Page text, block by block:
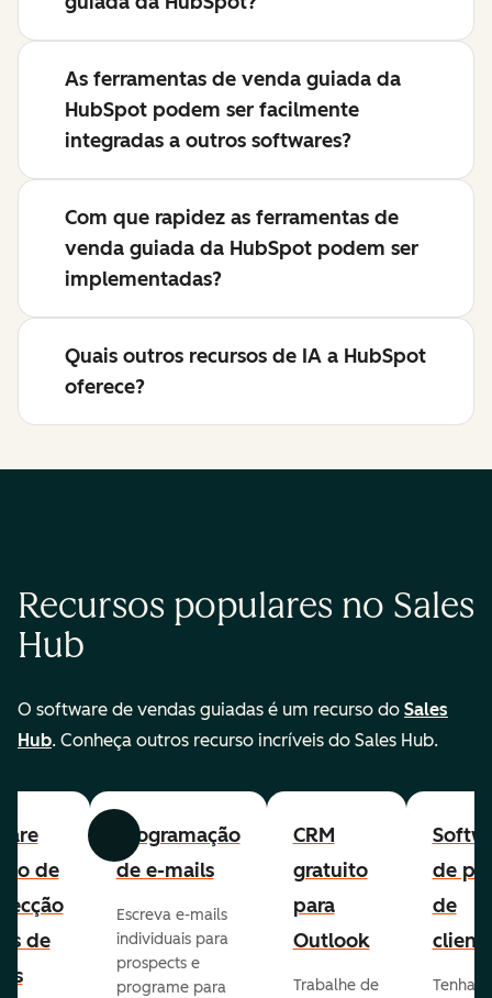
As ferramentas de venda guiada da
HubSpot podem ser facilmente
integradas a outros softwares?
Com que rapidez as ferramentas de
venda guiada da HubSpot podem ser
implementadas?
Quais outros recursos de IA a HubSpot
oferece?
Recursos populares no Sales
Hub
O software de vendas guiadas é um recurso do Sales
Hub. Conheça outros recurso incríveis do Sales Hub.
Anterior Avançar
de
de
Programação
de e-mails
Escreva e-mails
individuais para
prospects e
programe para
CRM
gratuito
para
Outlook
Trabalhe de
de
de
Tenha